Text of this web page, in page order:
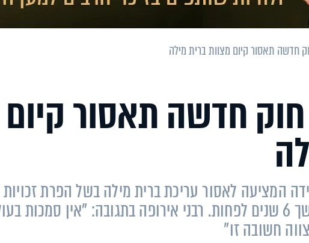
חדשה תאסור קיום מצוות ברית מילה
חדשה תאסור קיום
המציעה לאסור עריכת ברית מילה בשל הפרת זכויות
גברים, והעובר על החוק ייאסר למשך 6 שנים לפחות. רבני אירופה בתגובה: "אין סמכות
חשובה זו"